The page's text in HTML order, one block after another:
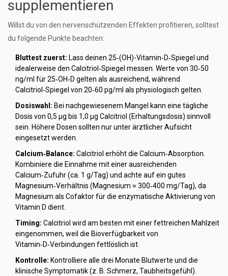
supplementieren
Willst du von den nervenschützenden Effekten profitieren, solltest
du folgende Punkte beachten:
Bluttest zuerst: Lass deinen 25‑(OH)-Vitamin‑D‑Spiegel und
idealerweise den Calcitriol‑Spiegel messen. Werte von 30‑50
ng/ml für 25‑OH‑D gelten als ausreichend, während
Calcitriol‑Spiegel von 20‑60 pg/ml als physiologisch gelten.
Dosiswahl: Bei nachgewiesenem Mangel kann eine tägliche
Dosis von 0,5 µg bis 1,0 µg Calcitriol (Erhaltungsdosis) sinnvoll
sein. Höhere Dosen sollten nur unter ärztlicher Aufsicht
eingesetzt werden.
Calcium‑Balance: Calcitriol erhöht die Calcium‑Absorption.
Kombiniere die Einnahme mit einer ausreichenden
Calcium‑Zufuhr (ca. 1 g/Tag) und achte auf ein gutes
Magnesium‑Verhältnis (Magnesium ≈ 300‑400 mg/Tag), da
Magnesium als Cofaktor für die enzymatische Aktivierung von
Vitamin D dient.
Timing: Calcitriol wird am besten mit einer fettreichen Mahlzeit
eingenommen, weil die Bioverfügbarkeit von
Vitamin‑D‑Verbindungen fettlöslich ist.
Kontrolle: Kontrolliere alle drei Monate Blutwerte und die
klinische Symptomatik (z. B. Schmerz, Taubheitsgefühl).